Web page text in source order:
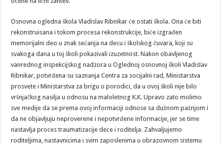
Osnovna ogledna škola Vladislav Ribnikar će ostati škola. Ona će biti
rekonstruisana i tokom procesa rekonstrukcije, biće izgrađen
memorijalni deo u znak sećanja na decu i školskog čuvara, koji su
svakoga dana u toj školi pokazivali izuzetnost. Nakon obavljenog
vanrednog inspekcijskog nadzora u Oglednoj osnovnoj školi Vladislav
Ribnikar, potvrđena su saznanja Centra za socijalni rad, Ministarstva
prosvete i Ministarstva za brigu o porodici, da u ovoj školi nije bilo
vršnjačkog nasilja u odnosu na maloletnog K.K. Upravo zato molimo
sve medije da se prema ovoj informaciji odnose sa dužnom pažnjom i
da ne objavljuju neproverene i nepotvrđene informacije, jer se time
nastavlja proces traumatizacije dece i roditelja. Zahvaljujemo
roditeljima, nastavnicima i svim zaposlenima u obrazovnom sistemu